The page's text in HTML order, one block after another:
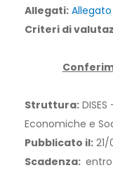
Allegati: Allegato
Criteri di
Struttura:
Economiche e
Pubblicato il: 21/
Scadenza: